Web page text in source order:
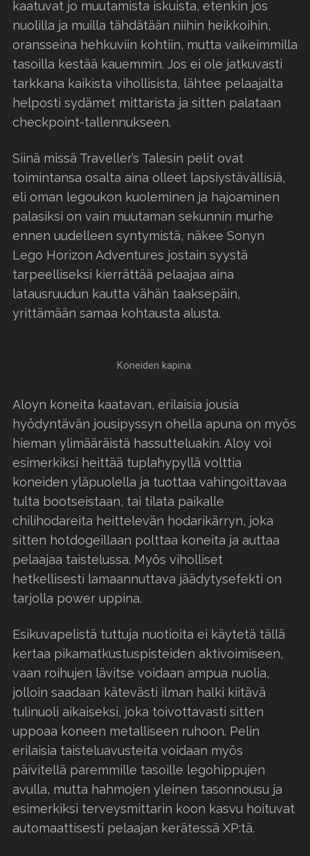
kaatuvat jo muutamista iskuista, etenkin jos
nuolilla ja muilla tähdätään niihin heikkoihin,
oransseina hehkuviin kohtiin, mutta vaikeimmilla
tasoilla kestää kauemmin. Jos ei ole jatkuvasti
tarkkana kaikista vihollisista, lähtee pelaajalta
helposti sydämet mittarista ja sitten palataan
checkpoint-tallennukseen.
Siinä missä Traveller’s Talesin pelit ovat
toimintansa osalta aina olleet lapsiystävällisiä,
eli oman legoukon kuoleminen ja hajoaminen
palasiksi on vain muutaman sekunnin murhe
ennen uudelleen syntymistä, näkee Sonyn
Lego Horizon Adventures jostain syystä
tarpeelliseksi kierrättää pelaajaa aina
latausruudun kautta vähän taaksepäin,
yrittämään samaa kohtausta alusta.
Koneiden kapina.
Aloyn koneita kaatavan, erilaisia jousia
hyödyntävän jousipyssyn ohella apuna on myös
hieman ylimääräistä hassutteluakin. Aloy voi
esimerkiksi heittää tuplahypyllä volttia
koneiden yläpuolella ja tuottaa vahingoittavaa
tulta bootseistaan, tai tilata paikalle
chilihodareita heittelevän hodarikärryn, joka
sitten hotdogeillaan polttaa koneita ja auttaa
pelaajaa taistelussa. Myös viholliset
hetkellisesti lamaannuttava jäädytysefekti on
tarjolla power uppina.
Esikuvapelistä tuttuja nuotioita ei käytetä tällä
kertaa pikamatkustuspisteiden aktivoimiseen,
vaan roihujen lävitse voidaan ampua nuolia,
jolloin saadaan kätevästi ilman halki kiitävä
tulinuoli aikaiseksi, joka toivottavasti sitten
uppoaa koneen metalliseen ruhoon. Pelin
erilaisia taisteluavusteita voidaan myös
päivitellä paremmille tasoille legohippujen
avulla, mutta hahmojen yleinen tasonnousu ja
esimerkiksi terveysmittarin koon kasvu hoituvat
automaattisesti pelaajan kerätessä XP:tä.